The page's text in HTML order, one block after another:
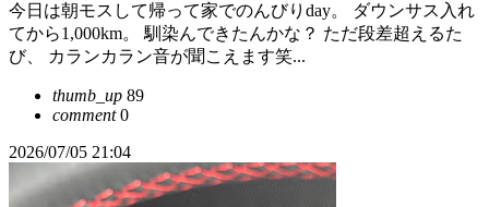
今日は朝モスして帰って家でのんびりday。 ダウンサス入れ
てから1,000km。 馴染んできたんかな？ ただ段差超えるた
び、 カランカラン音が聞こえます笑...
thumb_up 89
comment0
2026/07/05 21:04